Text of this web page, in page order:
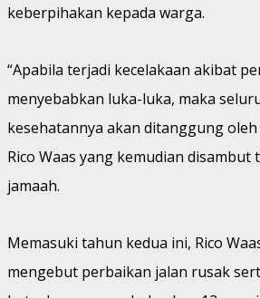
keberpihakan kepada warga.
“Apabila terjadi kecelakaan akibat
menyebabkan luka-luka, maka
kesehatannya akan ditanggung
Rico Waas yang kemudian disambut
jamaah.
Memasuki tahun kedua ini, Rico
mengebut perbaikan jalan rusak